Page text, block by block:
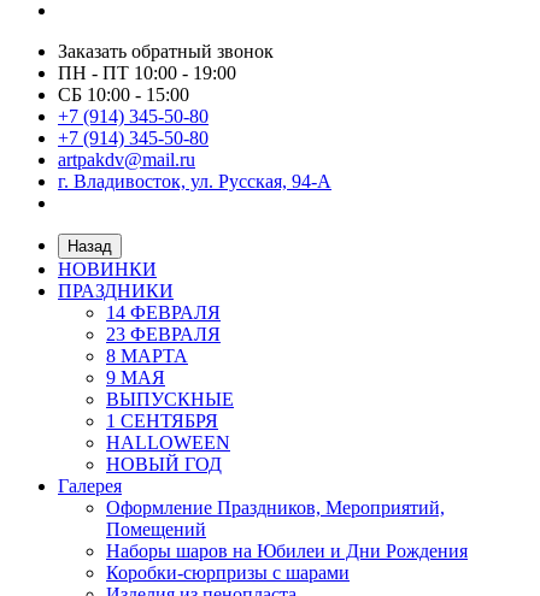
Заказать обратный звонок
ПН - ПТ 10:00 - 19:00
СБ 10:00 - 15:00
+7 (914) 345-50-80
+7 (914) 345-50-80
artpakdv@mail.ru
г. Владивосток, ул. Русская, 94-А
Назад
НОВИНКИ
ПРАЗДНИКИ
14 ФЕВРАЛЯ
23 ФЕВРАЛЯ
8 МАРТА
9 МАЯ
ВЫПУСКНЫЕ
1 СЕНТЯБРЯ
HALLOWEEN
НОВЫЙ ГОД
Галерея
Оформление Праздников, Мероприятий,
Помещений
Наборы шаров на Юбилеи и Дни Рождения
Коробки-сюрпризы с шарами